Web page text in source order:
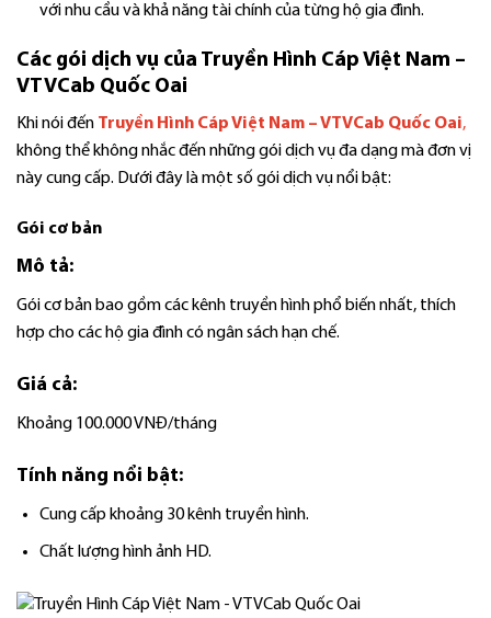
với nhu cầu và khả năng tài chính của từng hộ gia đình.
Các gói dịch vụ của Truyền Hình Cáp Việt Nam –
VTVCab Quốc Oai
Khi nói đến Truyền Hình Cáp Việt Nam – VTVCab Quốc Oai,
không thể không nhắc đến những gói dịch vụ đa dạng mà đơn vị
này cung cấp. Dưới đây là một số gói dịch vụ nổi bật:
Gói cơ bản
Mô tả:
Gói cơ bản bao gồm các kênh truyền hình phổ biến nhất, thích
hợp cho các hộ gia đình có ngân sách hạn chế.
Giá cả:
Khoảng 100.000 VNĐ/tháng
Tính năng nổi bật:
Cung cấp khoảng 30 kênh truyền hình.
Chất lượng hình ảnh HD.